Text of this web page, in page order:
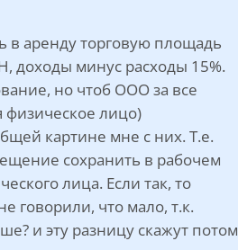
в аренду торговую площадь
доходы минус расходы 15%.
но чтоб ООО за все
физическое лицо)
картине мне с них. Т.е.
сохранить в рабочем
лица. Если так, то
говорили, что мало, т.к.
и эту разницу скажут потом